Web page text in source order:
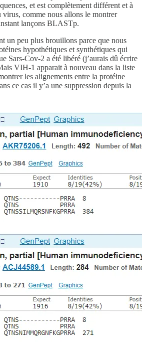
et est complètement différent et à
virus, comme nous allons le montrer
lançons BLASTp.
un peu plus brouillons parce que nous
hypothétiques et synthétiques qui
Sars-Cov-2 a été libéré (j’aurais dû écrire
VIH-1 apparait à nouveau dans la liste
les alignements entre la protéine
ce cas il y’a une suppression depuis la